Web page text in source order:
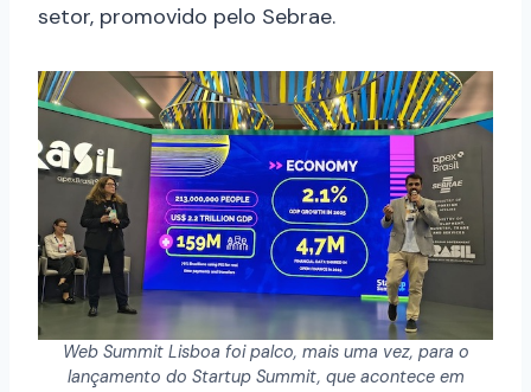
setor, promovido pelo Sebrae.
Web Summit Lisboa foi palco, mais uma vez, para o
lançamento do Startup Summit, que acontece em